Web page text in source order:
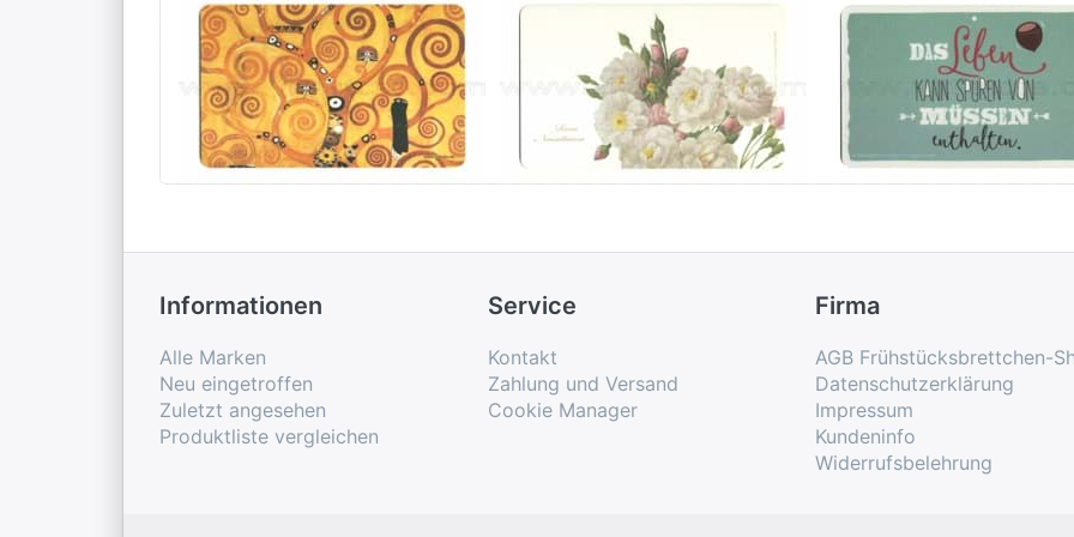
Klimt Lebensbaum
Rosa Noisettiana
Spuren von
Informationen
Alle Marken
Neu eingetroffen
Zuletzt angesehen
Produktliste vergleichen
Service
Kontakt
Zahlung und Versand
Cookie Manager
Firma
AGB Frühstücksbrettchen-
Datenschutzerklärung
Impressum
Kundeninfo
Widerrufsbelehrung